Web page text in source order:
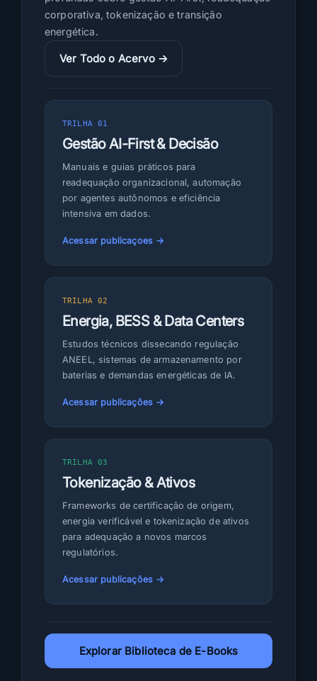
a
r
u
t
u
r
a
corporativa, tokenização e transição
energética.
Ver Todo o Acervo →
TRILHA 01
Gestão AI-First & Decisão
Manuais e guias práticos para
readequação organizacional, automação
por agentes autônomos e eficiência
intensiva em dados.
Acessar publicaçoes →
TRILHA 02
Energia, BESS & Data Centers
Estudos técnicos dissecando regulação
ANEEL, sistemas de armazenamento por
baterias e demandas energéticas de IA.
Acessar publicações →
TRILHA 03
Tokenização & Ativos
Frameworks de certificação de origem,
energia verificável e tokenização de ativos
para adequação a novos marcos
regulatórios.
Acessar publicações →
Explorar Biblioteca de E-Books